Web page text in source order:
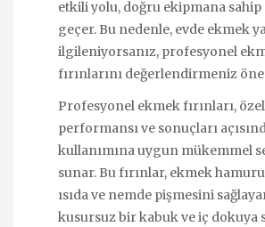
etkili yolu, doğru ekipmana
geçer. Bu nedenle, evde ekmek
ilgileniyorsanız, profesyonel
fırınlarını değerlendirmeniz
Profesyonel ekmek fırınları,
performansı ve sonuçları
kullanımına uygun mükemmel
sunar. Bu fırınlar, ekmek
ısıda ve nemde pişmesini
kusursuz bir kabuk ve iç dokuya